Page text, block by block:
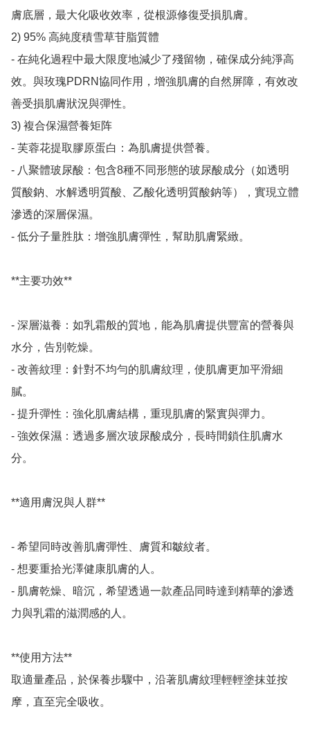
膚底層，最大化吸收效率，從根源修復受損肌膚。
2) 95% 高純度積雪草苷脂質體
- 在純化過程中最大限度地減少了殘留物，確保成分純淨高
效。與玫瑰PDRN協同作用，增強肌膚的自然屏障，有效改
善受損肌膚狀況與彈性。
3) 複合保濕營養矩阵
- 芙蓉花提取膠原蛋白：為肌膚提供營養。
- 八聚體玻尿酸：包含8種不同形態的玻尿酸成分（如透明
質酸鈉、水解透明質酸、乙酸化透明質酸鈉等），實現立體
滲透的深層保濕。
- 低分子量胜肽：增強肌膚彈性，幫助肌膚緊緻。
**主要功效**
- 深層滋養：如乳霜般的質地，能為肌膚提供豐富的營養與
水分，告別乾燥。
- 改善紋理：針對不均勻的肌膚紋理，使肌膚更加平滑細
膩。
- 提升彈性：強化肌膚結構，重現肌膚的緊實與彈力。
- 強效保濕：透過多層次玻尿酸成分，長時間鎖住肌膚水
分。
**適用膚況與人群**
- 希望同時改善肌膚彈性、膚質和皺紋者。
- 想要重拾光澤健康肌膚的人。
- 肌膚乾燥、暗沉，希望透過一款產品同時達到精華的滲透
力與乳霜的滋潤感的人。
**使用方法**
取適量產品，於保養步驟中，沿著肌膚紋理輕輕塗抹並按
摩，直至完全吸收。